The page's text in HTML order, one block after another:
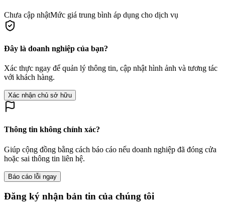
Chưa cập nhậtMức giá trung bình áp dụng cho dịch vụ
Đây là doanh nghiệp của bạn?
Xác thực ngay để quản lý thông tin, cập nhật hình ảnh và tương tác
với khách hàng.
Xác nhận chủ sở hữu
Thông tin không chính xác?
Giúp cộng đồng bằng cách báo cáo nếu doanh nghiệp đã đóng cửa
hoặc sai thông tin liên hệ.
Báo cáo lỗi ngay
Đăng ký nhận bản tin của chúng tôi